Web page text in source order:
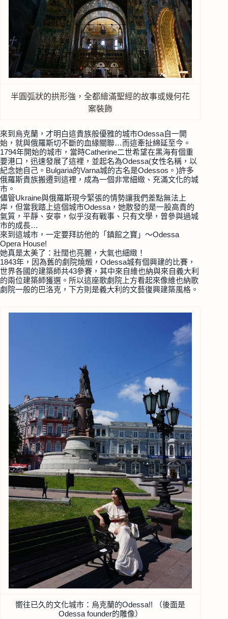
半圓弧狀的拱形強，全都繪滿聖經的故事或幾何花
案裝飾
來到烏克蘭，才明白這貴族般優雅的城市Odessa自一開
始，就與俄羅斯切不斷的血緣關聯…而這牽扯綿延至今。
1794年開始的城市，當時Catherine二世希望在黑海有個重
要港口，迅速發展了這裡，並起名為Odessa(女性名稱，以
紀念她自己。Bulgaria的Varna城的古名是Odessos。)許多
俄羅斯貴族搬遷到這裡，成為一個非常細緻、充滿文化的城
市。
儘管Ukraine與俄羅斯現今緊張的情勢讓我們差點無法上
岸，但當我踏上這個城市Odessa，她散發的是一股高貴的
氣質，平靜、安寧，似乎沒有戰事、只有文學，曾參與過城
市的成長…
來到這城市，一定要拜訪他的「鎮館之寶」～Odessa
Opera House!
她真是太美了：壯闊也亮麗，大氣也細緻！
1843年，因為舊的劇院燒燬，Odessa城有個興建的比賽，
世界各國的建築師共43參賽，其中來自維也納與來自義大利
的兩位建築師獲選。所以這座歌劇院上方看起來像維也納歌
劇院一般的巴洛克，下方則是義大利的文藝復興建築風格。
嚮往已久的文化城市：烏克蘭的Odessa!! （後面是
Odessa founder的雕像）